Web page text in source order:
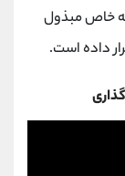
خاص مبذول
داده است.